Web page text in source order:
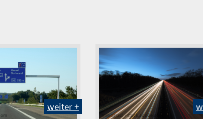
weiter +
mirkograul - stock.adobe.com